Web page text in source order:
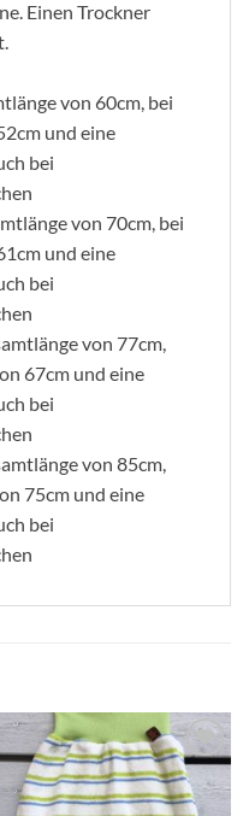
Einen Trockner
von 60cm, bei
und eine
bei
von 70cm, bei
und eine
bei
von 77cm,
67cm und eine
bei
von 85cm,
75cm und eine
bei
Zum
Wunschzettel
hinzufügen